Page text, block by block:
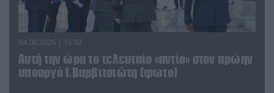
04.08.2026 | 15:02
Αυτή την ώρα το τελευταίο «αντίο» στον πρώην
υπουργό Ι.Βαρβιτσιώτη (φωτο)